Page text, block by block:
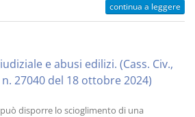
continua a leggere
e abusi edilizi. (Cass. Civ.,
n. 27040 del 18 ottobre 2024)
disporre lo scioglimento di una